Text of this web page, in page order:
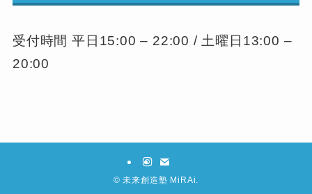
受付時間 平日15:00 – 22:00 / 土曜日13:00 –
20:00
© 未来創造塾 MiRAi.